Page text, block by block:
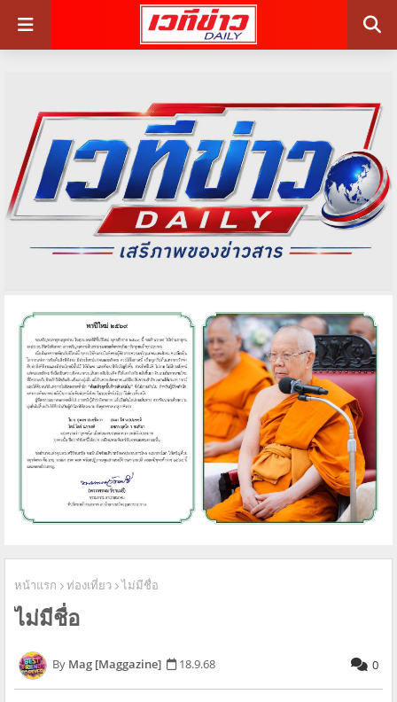
หน้าแรก ท่องเที่ยว ไม่มีชื่อ
ไม่มีชื่อ
Mag [Maggazine] 18.9.68 0